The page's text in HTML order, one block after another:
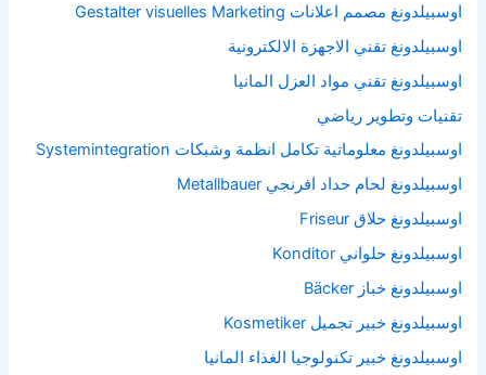
اوسبيلدونغ مصمم اعلانات Gestalter visuelles Marketing
اوسبيلدونغ تقني الاجهزة الالكترونية
اوسبيلدونغ تقني مواد العزل المانيا
تقنيات وتطوير رياضي
اوسبيلدونغ معلوماتية تكامل انظمة وشبكات Systemintegration
اوسبيلدونغ لحام حداد افرنجي Metallbauer
اوسبيلدونغ حلاق Friseur
اوسبيلدونغ حلواني Konditor
اوسبيلدونغ خباز Bäcker
اوسبيلدونغ خبير تجميل Kosmetiker
اوسبيلدونغ خبير تكنولوجيا الغذاء المانيا